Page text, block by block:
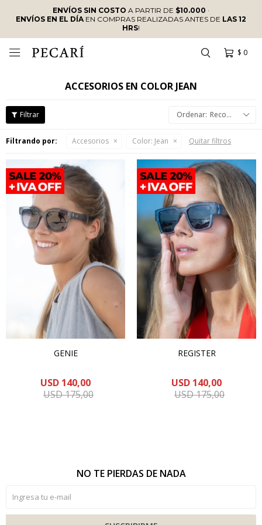
ENVÍOS SIN COSTO A PARTIR DE $10.000 ·
ENVÍOS EN EL DÍAEN COMPRAS REALIZADAS ANTES DE LAS 12
HRS!
$ 0

ACCESORIOS EN COLOR JEAN
Recomendados
Filtrando por: Accesorios Color: Jean Quitar filtros
GENIE
USD 140,00
USD175,00
REGISTER
USD 140,00
USD175,00
NO TE PIERDAS DE NADA